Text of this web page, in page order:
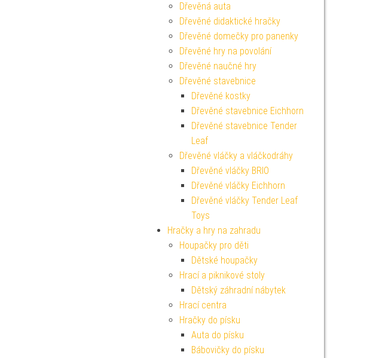
Dřevěná auta
Dřevěné didaktické hračky
Dřevěné domečky pro panenky
Dřevěné hry na povolání
Dřevěné naučné hry
Dřevěné stavebnice
Dřevěné kostky
Dřevěné stavebnice Eichhorn
Dřevěné stavebnice Tender
Leaf
Dřevěné vláčky a vláčkodráhy
Dřevěné vláčky BRIO
Dřevěné vláčky Eichhorn
Dřevěné vláčky Tender Leaf
Toys
Hračky a hry na zahradu
Houpačky pro děti
Dětské houpačky
Hrací a piknikové stoly
Dětský záhradní nábytek
Hrací centra
Hračky do písku
Auta do písku
Bábovičky do písku